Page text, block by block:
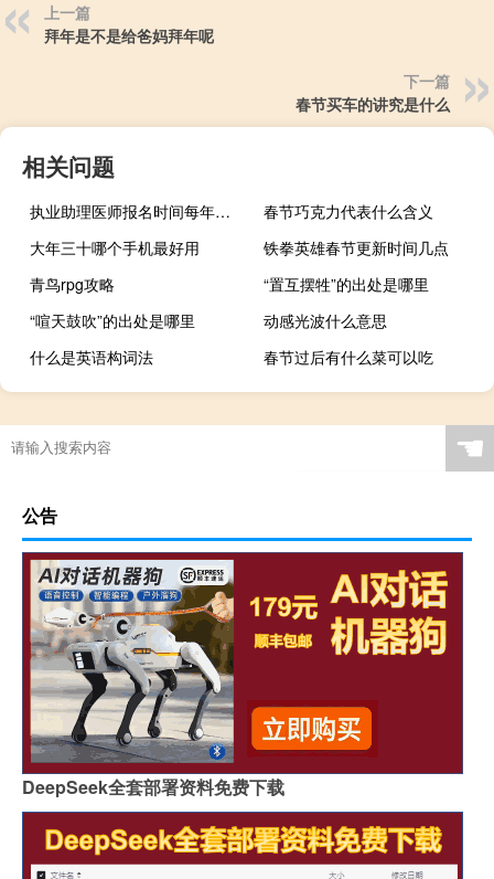
上一篇
拜年是不是给爸妈拜年呢
下一篇
春节买车的讲究是什么
相关问题
执业助理医师报名时间每年几月份
春节巧克力代表什么含义
大年三十哪个手机最好用
铁拳英雄春节更新时间几点
青鸟rpg攻略
“置互摆牲”的出处是哪里
“喧天鼓吹”的出处是哪里
动感光波什么意思
什么是英语构词法
春节过后有什么菜可以吃
☚
公告
DeepSeek全套部署资料免费下载